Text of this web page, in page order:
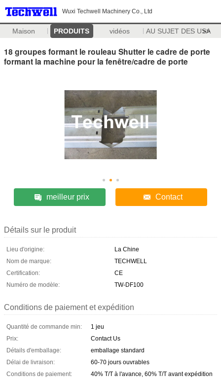
Wuxi Techwell Machinery Co., Ltd
Maison PRODUITS vidéos AU SUJET DES USA
>>
18 groupes formant le rouleau Shutter le cadre de porte
formant la machine pour la fenêtre/cadre de porte
meilleur prix Contact
Détails sur le produit
Lieu d'origine:
La Chine
Nom de marque:
TECHWELL
Certification:
CE
Numéro de modèle:
TW-DF100
Conditions de paiement et expédition
Quantité de commande min:
1 jeu
Prix:
Contact Us
Détails d'emballage:
emballage standard
Délai de livraison:
60-70 jours ouvrables
Conditions de paiement:
40% T/T à l'avance, 60% T/T avant expédition